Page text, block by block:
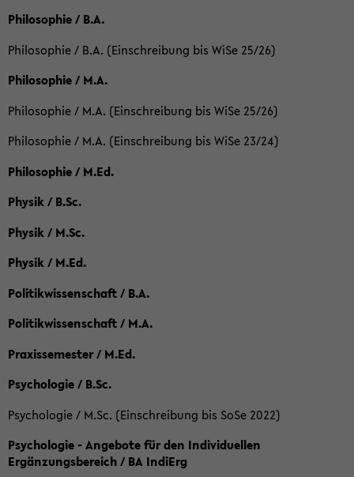
Philosophie / B.A.
Philosophie / B.A. (Einschreibung bis WiSe 25/26)
Philosophie / M.A.
Philosophie / M.A. (Einschreibung bis WiSe 25/26)
Philosophie / M.A. (Einschreibung bis WiSe 23/24)
Philosophie / M.Ed.
Physik / B.Sc.
Physik / M.Sc.
Physik / M.Ed.
Politikwissenschaft / B.A.
Politikwissenschaft / M.A.
Praxissemester / M.Ed.
Psychologie / B.Sc.
Psychologie / M.Sc. (Einschreibung bis SoSe 2022)
Psychologie - Angebote für den Individuellen
Ergänzungsbereich / BA IndiErg